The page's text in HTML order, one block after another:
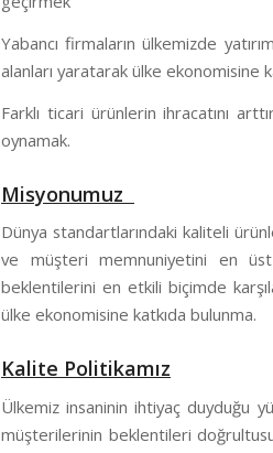
Yabancı firmaların ülkemizde
alanları yaratarak ülke ekonomisine
Farklı ticari ürünlerin ihracatını
oynamak.
Misyonumuz
Dünya standartlarındaki kaliteli
ve müşteri memnuniyetini en
beklentilerini en etkili biçimde
ülke ekonomisine katkıda bulunma.
Kalite Politikamız
Ülkemiz insaninin ihtiyaç duyduğu
müşterilerinin beklentileri